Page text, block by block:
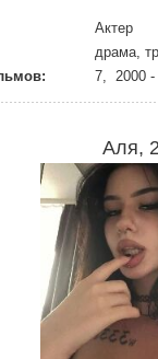
Актер
драма,
7, 2000 -
Аля,